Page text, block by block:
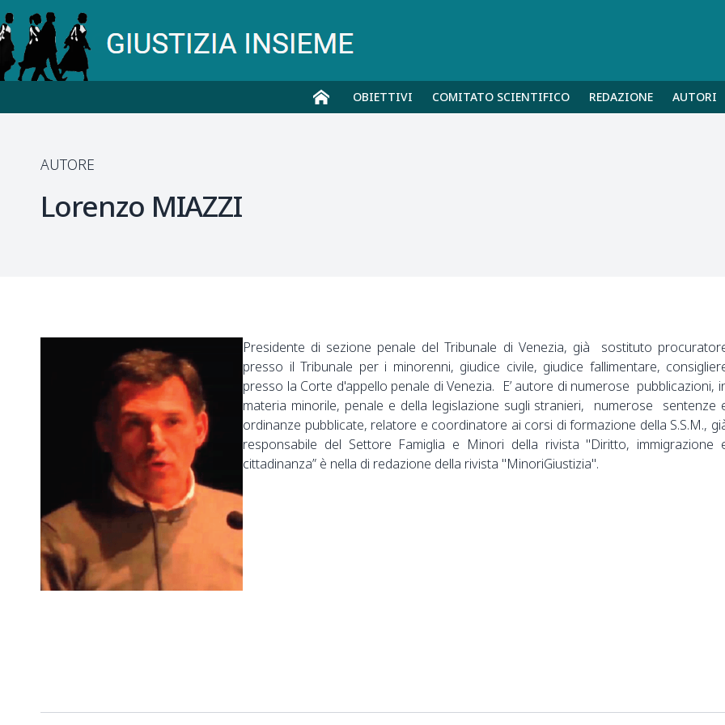
OBIETTIVI COMITATO SCIENTIFICO REDAZIONE AUTORI
AUTORE
Lorenzo MIAZZI
Presidente di sezione penale del Tribunale di Venezia, già sostituto
presso il Tribunale per i minorenni, giudice civile, giudice fallimentare,
presso la Corte d'appello penale di Venezia. E’ autore di numerose pubblicazioni,
materia minorile, penale e della legislazione sugli stranieri, numerose sentenze
ordinanze pubblicate, relatore e coordinatore ai corsi di formazione della S.S.M.,
responsabile del Settore Famiglia e Minori della rivista "Diritto, immigrazione
cittadinanza” è nella di redazione della rivista "MinoriGiustizia".